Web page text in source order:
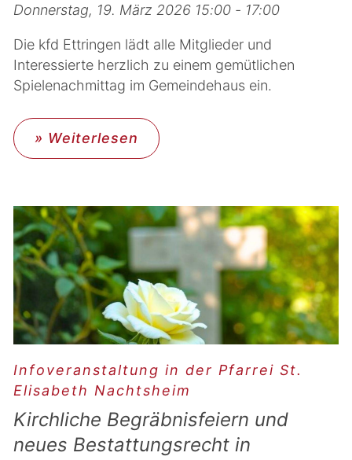
Donnerstag, 19. März 2026 15:00 - 17:00
Die kfd Ettringen lädt alle Mitglieder und
Interessierte herzlich zu einem gemütlichen
Spielenachmittag im Gemeindehaus ein.
» Weiterlesen
Infoveranstaltung in der Pfarrei St.
Elisabeth Nachtsheim
Kirchliche Begräbnisfeiern und
neues Bestattungsrecht in